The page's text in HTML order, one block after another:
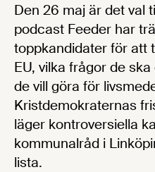
Den 26 maj är det val
podcast Feeder har
toppkandidater för att
EU, vilka frågor de
de vill göra för
Kristdemokraternas
läger kontroversiella
kommunalråd i
lista.